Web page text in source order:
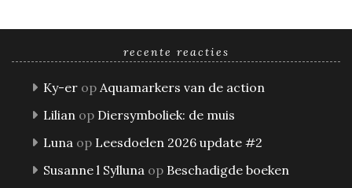
recente reacties
Ky-er op Aquamarkers van de action
Lilian op Diersymboliek: de muis
Luna op Leesdoelen 2026 update #2
Susanne l Sylluna op Beschadigde boeken